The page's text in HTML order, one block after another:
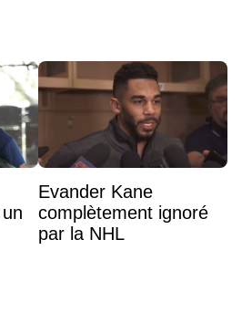
Evander Kane
complètement ignoré
par la NHL